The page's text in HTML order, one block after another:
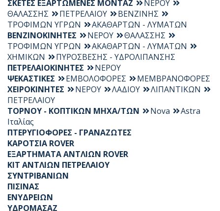
ΣΚΕΤΕΣ ΕΞΑΡΤΩΜΕΝΕΣ ΜΟΝΤΑΖ
ΝΕΡΟΥ
ΘΑΛΑΣΣΗΣ
ΠΕΤΡΕΛΑΙΟΥ
ΒΕΝΖΙΝΗΣ
ΤΡΟΦΙΜΩΝ ΥΓΡΩΝ
ΑΚΑΘΑΡΤΩΝ - ΛΥΜΑΤΩΝ
ΒΕΝΖΙΝΟΚΙΝΗΤΕΣ
ΝΕΡΟΥ
ΘΑΛΑΣΣΗΣ
ΤΡΟΦΙΜΩΝ ΥΓΡΩΝ
ΑΚΑΘΑΡΤΩΝ - ΛΥΜΑΤΩΝ
ΧΗΜΙΚΩΝ
ΠΥΡΟΣΒΕΣΗΣ - ΥΔΡΟΛΙΠΑΝΣΗΣ
ΠΕΤΡΕΛΑΙΟΚΙΝΗΤΕΣ
ΝΕΡΟΥ
ΨΕΚΑΣΤΙΚΕΣ
ΕΜΒΟΛΟΦΟΡΕΣ
ΜΕΜΒΡΑΝΟΦΟΡΕΣ
ΧΕΙΡΟΚΙΝΗΤΕΣ
ΝΕΡΟΥ ΛΑΔΙΟΥ
ΛΙΠΑΝΤΙΚΩΝ
ΠΕΤΡΕΛΑΙΟΥ
ΤΟΡΝΟΥ - ΚΟΠΤΙΚΩΝ ΜΗΧΑ/ΤΩΝ
Nova
Astra
Ιταλίας
ΠΤΕΡΥΓΙΟΦΟΡΕΣ - ΓΡΑΝΑΖΩΤΕΣ
ΚΑΡΟΤΣΙΑ ROVER
ΕΞΑΡΤΗΜΑΤΑ ΑΝΤΛΙΩΝ ROVER
KIT ΑΝΤΛΙΩΝ ΠΕΤΡΕΛΑΙΟΥ
ΣΥΝΤΡΙΒΑΝΙΩΝ
ΠΙΣΙΝΑΣ
ΕΝΥΔΡΕΙΩΝ
ΥΔΡΟΜΑΣΑΖ